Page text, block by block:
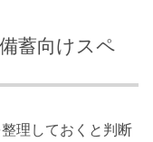
蓄向けスペ
理しておくと判断